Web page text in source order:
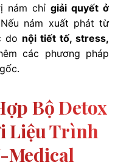
nám chỉgiải quyết ở
nám xuất phát từ
do nội tiết tố, stress,
các phương pháp
Bộ Detox
Liệu Trình
Medical